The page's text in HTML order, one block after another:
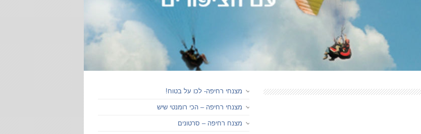
מצנחי רחיפה- לכו על בטוח!
מצנחי רחיפה – הכי רומנטי שיש
מצנח רחיפה – סרטונים